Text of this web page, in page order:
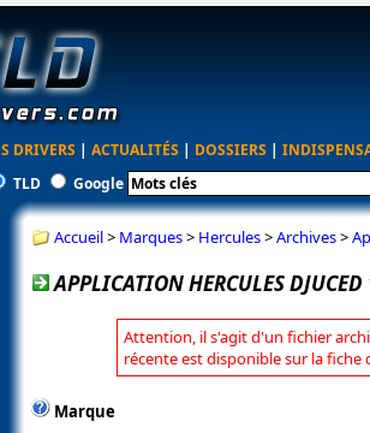
DRIVERS | ACTUALITÉS | DOSSIERS |
TLD Google
Accueil> Marques> Hercules>Archives>
APPLICATION HERCULES
Attention, il s'agit d'un fichier
récente est disponible sur la fiche
Marque